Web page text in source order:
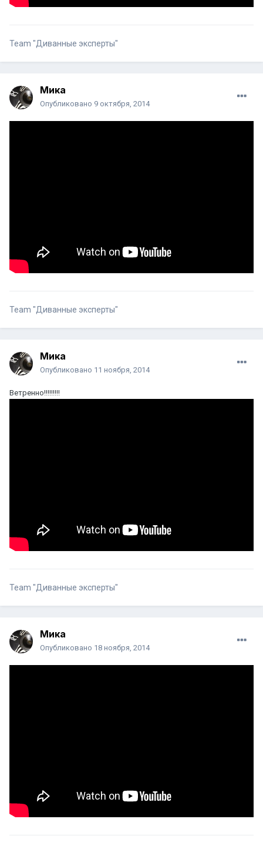
Team "Диванные эксперты"
Мика
Опубликовано 9 октября, 2014
Team "Диванные эксперты"
Мика
Опубликовано 11 ноября, 2014
Ветренно!!!!!!!!!
Team "Диванные эксперты"
Мика
Опубликовано 18 ноября, 2014